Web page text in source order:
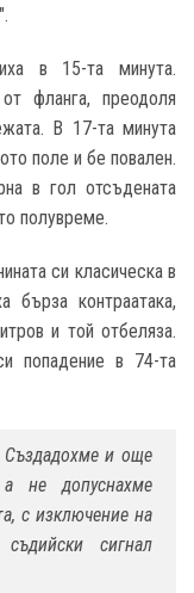
в 15-та минута.
фланга, преодоля
В 17-та минута
поле и бе повален.
в гол отсъдената
полувреме.
си класическа в
бърза контраатака,
и той отбеляза.
попадение в 74-та
и още
не допуснахме
с изключение на
сигнал